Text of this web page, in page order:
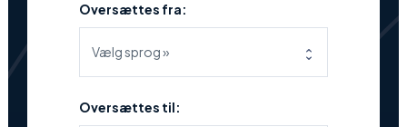
Oversættes fra:
Oversættes til: